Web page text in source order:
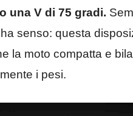
una V di 75 gradi.
senso: questa
la moto compatta e
i pesi.